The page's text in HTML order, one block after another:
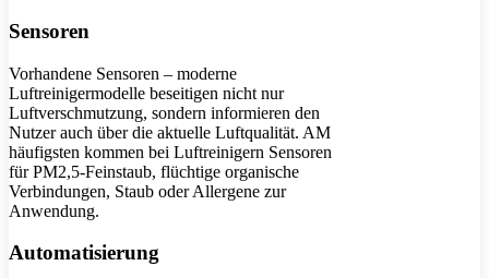
Sensoren
Vorhandene Sensoren – moderne
Luftreinigermodelle beseitigen nicht nur
Luftverschmutzung, sondern informieren den
Nutzer auch über die aktuelle Luftqualität. AM
häufigsten kommen bei Luftreinigern Sensoren
für PM2,5-Feinstaub, flüchtige organische
Verbindungen, Staub oder Allergene zur
Anwendung.
Automatisierung